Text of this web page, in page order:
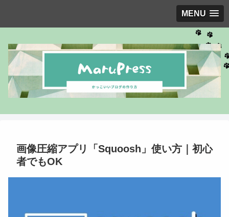
MENU
画像圧縮アプリ「Squoosh」使い方｜初心
者でもOK